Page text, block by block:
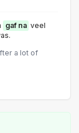
gaf na veel
a lot of